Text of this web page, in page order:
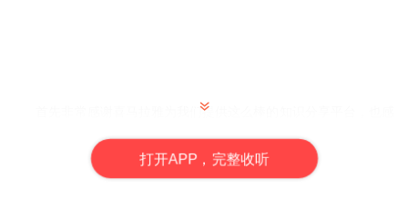
首先非常感谢喜马拉雅为我们提供这么棒的知识分享平台，也感
让一个一无所有的人，如何白手起家？如何通过不断释放价
打开APP，完整收听